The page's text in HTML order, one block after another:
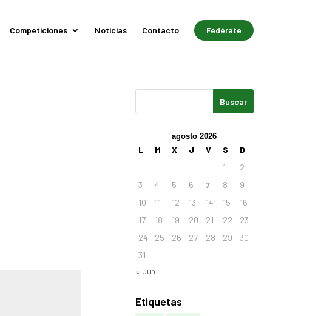
Competiciones Noticias Contacto Fedérate
agosto 2026
L M X J V S
D
1
2
3
4 5 6 7 8
9
10
11 12 13 14 15
16
17
18 19 20 21 22
23
24
25 26 27 28 29
30
31
« Jun
Etiquetas